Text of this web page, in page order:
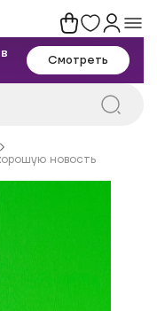
Смотреть
новость